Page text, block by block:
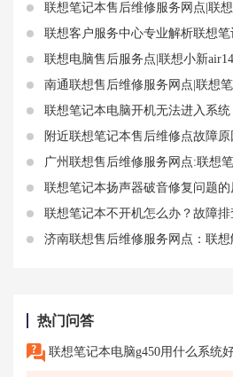
联想笔记本售后维修服务网点|联想
联想客户服务中心专业解析联想笔记本
联想电脑售后服务点|联想小新air14摄像
南通联想售后维修服务网点|联想笔记本电脑
联想笔记本电脑开机无法进入系统，屏
附近联想笔记本售后维修点故障原因解析：
广州联想售后维修服务网点:联想笔记本电脑摄像头打不开怎么
联想笔记本扬声器破音修复问题
联想笔记本不开机怎么办？故障
济南联想售后维修服务网点：联想触摸屏驱
热门问答
联想笔记本电脑g450用什么系统